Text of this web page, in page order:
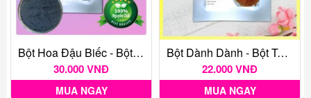
Bột Hoa Đậu Biếc - Bột Tạo Màu Thực Phẩm Tự Nhiên Gói 20G
30.000 VNĐ
MUA NGAY
Bột Dành Dành - Bột Tạo Màu Thực Phẩm Tự Nhiên Gói 20G
22.000 VNĐ
MUA NGAY